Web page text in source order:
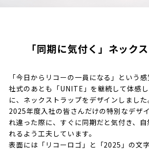
「同期に気付く」ネック
「今日からリコーの一員になる」という
社式のあとも「UNITE」を継続して体感
に、ネックストラップをデザインしました
2025年度入社の皆さんだけの特別なデザ
れ違った際に、すぐに同期だと気付き、
れるよう工夫しています。
表面には「リコーロゴ」と「2025」の文